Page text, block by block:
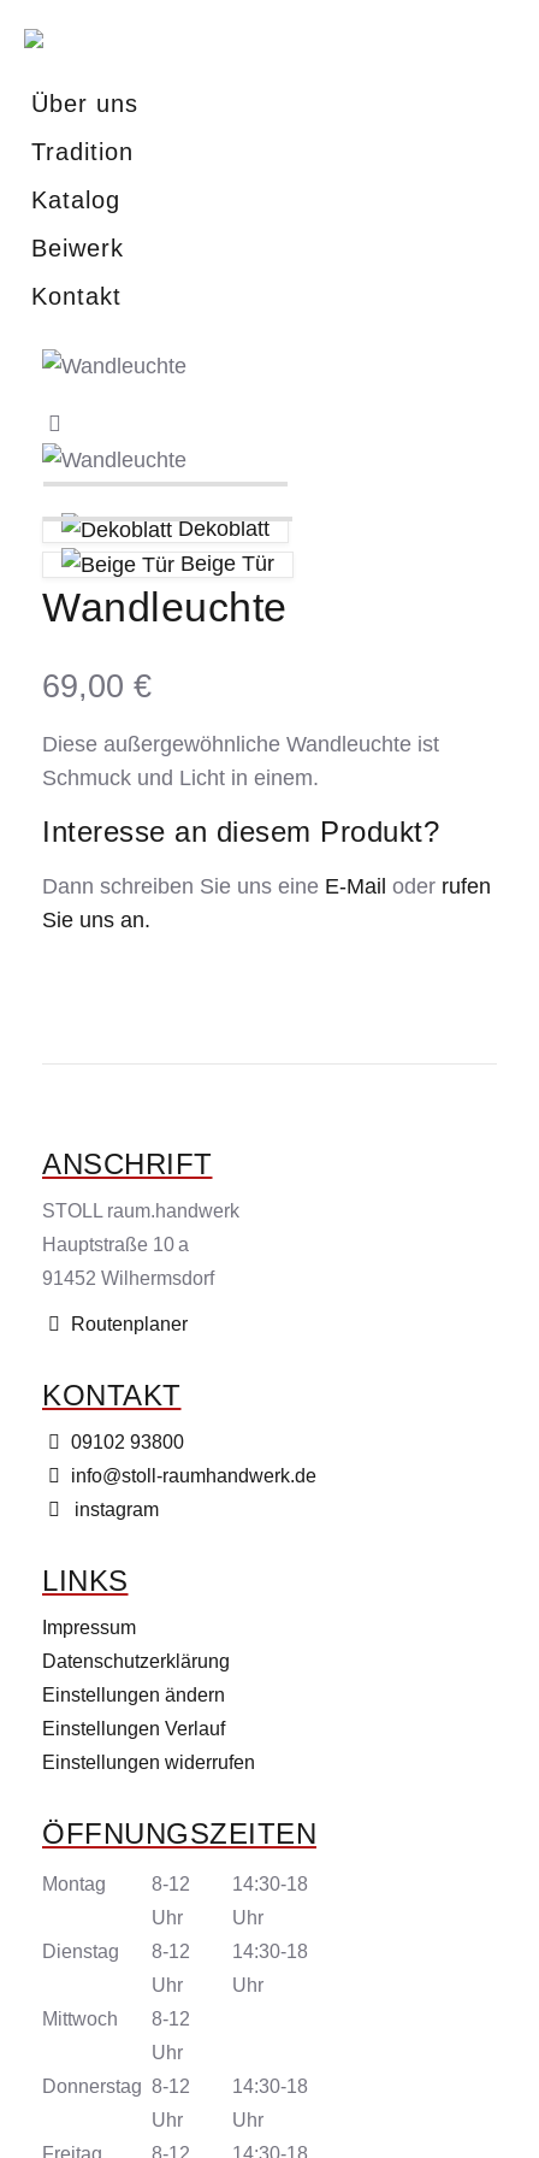
Über uns
Tradition
Katalog
Beiwerk
Kontakt
Dekoblatt
Beige Tür
Wandleuchte
69,00 €
Diese außergewöhnliche Wandleuchte ist
Schmuck und Licht in einem.
Interesse an diesem Produkt?
Dann schreiben Sie uns eine E-Mail oder rufen
Sie uns an.
ANSCHRIFT
STOLL raum.handwerk
Hauptstraße 10 a
91452 Wilhermsdorf
Routenplaner
KONTAKT
09102 93800
info@stoll-raumhandwerk.de
instagram
LINKS
Impressum
Datenschutzerklärung
Einstellungen ändern
Einstellungen Verlauf
Einstellungen widerrufen
ÖFFNUNGSZEITEN
Montag
8-12
Uhr
14:30-18
Uhr
Dienstag
8-12
Uhr
14:30-18
Uhr
Mittwoch
8-12
Uhr
Donnerstag 8-12
Uhr
14:30-18
Uhr